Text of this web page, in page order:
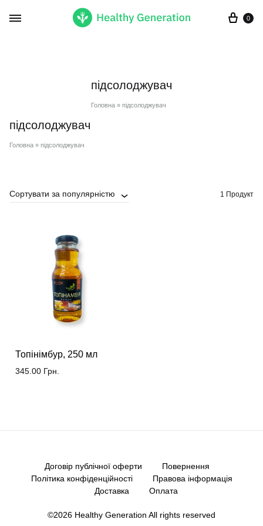
0
підсолоджувач
Головна » підсолоджувач
підсолоджувач
Головна » підсолоджувач
Сортувати за популярністю 1 Продукт
Топінімбур, 250 мл
345.00 Грн.
©2026 Healthy Generation All rights reserved
Договір публічної оферти
Повернення
Політика конфіденційності
Правова інформація
Доставка
Оплата